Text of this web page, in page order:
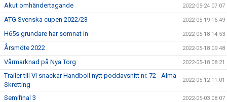
Akut omhändertagande 2022-05-24 07:07
ATG Svenska cupen 2022/23 2022-05-19 16:49
H65s grundare har somnat in 2022-05-18 14:53
Årsmöte 2022 2022-05-18 09:48
Vårmarknad på Nya Torg 2022-05-18 08:21
Trailer till Vi snackar Handboll nytt poddavsnitt nr. 72 - Alma
Skretting
2022-05-12 11:01
Semifinal 3 2022-05-03 08:07